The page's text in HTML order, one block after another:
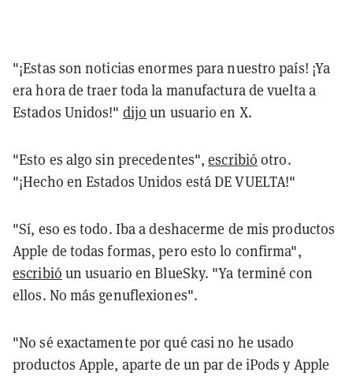
"¡Estas son noticias enormes para nuestro país! ¡Ya
era hora de traer toda la manufactura de vuelta a
Estados Unidos!" dijo un usuario en X.
"Esto es algo sin precedentes",escribió otro.
"¡Hecho en Estados Unidos está DE VUELTA!"
"Sí, eso es todo. Iba a deshacerme de mis productos
Apple de todas formas, pero esto lo confirma",
escribió un usuario en BlueSky. "Ya terminé con
ellos. No más genuflexiones".
"No sé exactamente por qué casi no he usado
productos Apple, aparte de un par de iPods y Apple